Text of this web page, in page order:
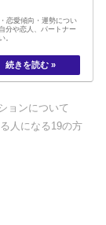
恋愛傾向・運勢につい
分や恋人、パートナー
。
ョンについて
人になる19の方